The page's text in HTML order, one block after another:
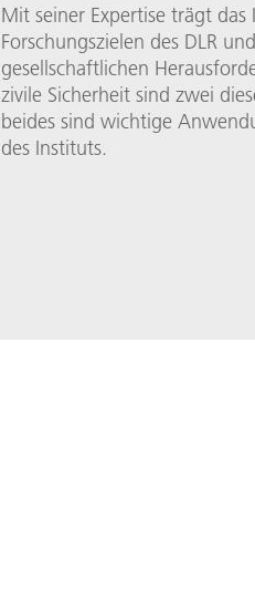
Mit seiner Expertise trägt
Forschungszielen des DLR
gesellschaftlichen
zivile Sicherheit sind zwei
beides sind wichtige
des Instituts.